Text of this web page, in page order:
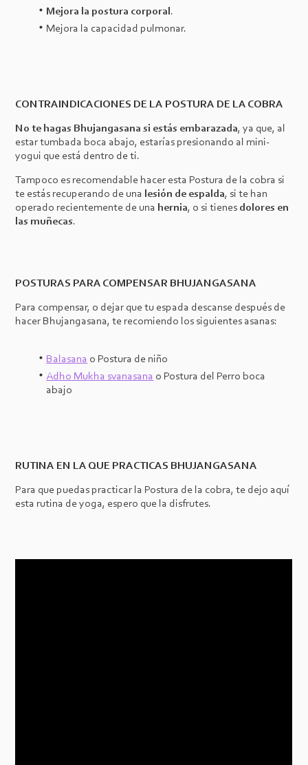
Mejora la postura corporal .
Mejora la capacidad pulmonar.
CONTRAINDICACIONES DE LA POSTURA DE LA COBRA
No te hagas Bhujangasana si estás embarazada, ya que, al
estar tumbada boca abajo, estarías presionando al mini-
yogui que está dentro de ti.
Tampoco es recomendable hacer esta Postura de la cobra si
te estás recuperando de una lesión de espalda, si te han
operado recientemente de una hernia, o si tienes dolores en
las muñecas.
POSTURAS PARA COMPENSAR BHUJANGASANA
Para compensar, o dejar que tu espada descanse después de
hacer Bhujangasana, te recomiendo los siguientes asanas:
Balasana o Postura de niño
Adho Mukha svanasana o Postura del Perro boca
abajo
RUTINA EN LA QUE PRACTICAS BHUJANGASANA
Para que puedas practicar la Postura de la cobra, te dejo aquí
esta rutina de yoga, espero que la disfrutes.